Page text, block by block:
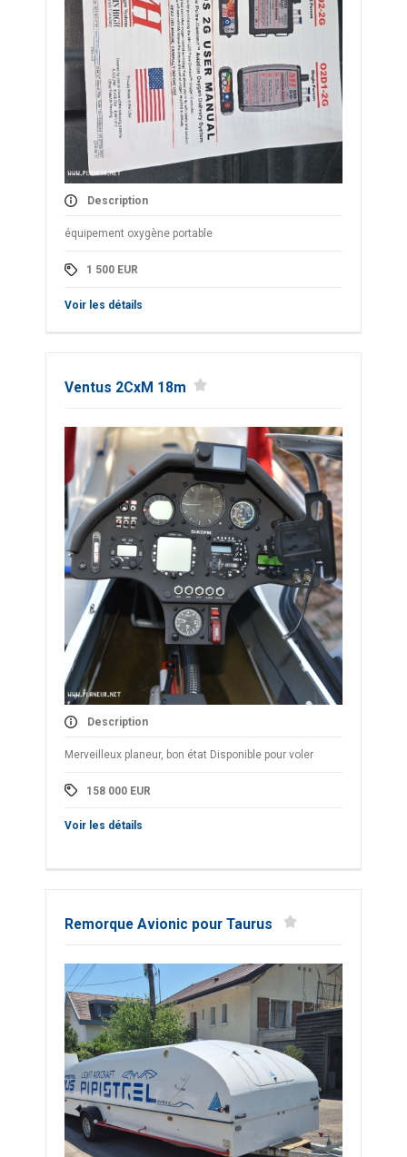
Description
équipement oxygène portable
1 500 EUR
Voir les détails
Ventus 2CxM 18m
Description
Merveilleux planeur, bon état Disponible pour voler
158 000 EUR
Voir les détails
Remorque Avionic pour Taurus